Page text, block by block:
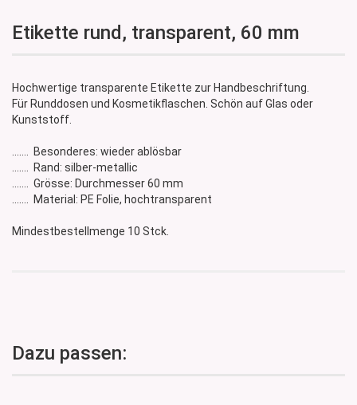
Etikette rund, transparent, 60 mm
Hochwertige transparente Etikette zur Handbeschriftung.
Für Runddosen und Kosmetikflaschen. Schön auf Glas oder
Kunststoff.
....... Besonderes: wieder ablösbar
....... Rand: silber-metallic
....... Grösse: Durchmesser 60 mm
....... Material: PE Folie, hochtransparent
Mindestbestellmenge 10 Stck.
Dazu passen: